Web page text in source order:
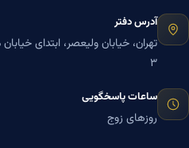
آدرس دفتر
۳
ساعات پاسخگویی
روزهای زوج